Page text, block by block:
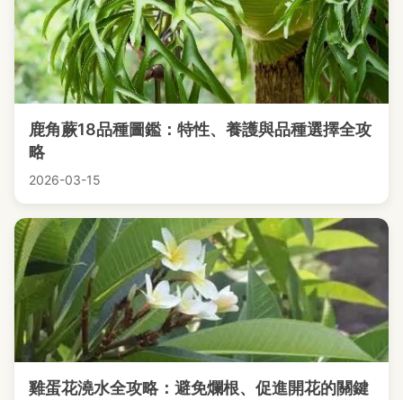
鹿角蕨18品種圖鑑：特性、養護與品種選擇全攻
略
2026-03-15
雞蛋花澆水全攻略：避免爛根、促進開花的關鍵